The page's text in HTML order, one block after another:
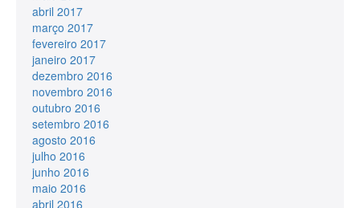
abril 2017
março 2017
fevereiro 2017
janeiro 2017
dezembro 2016
novembro 2016
outubro 2016
setembro 2016
agosto 2016
julho 2016
junho 2016
maio 2016
abril 2016